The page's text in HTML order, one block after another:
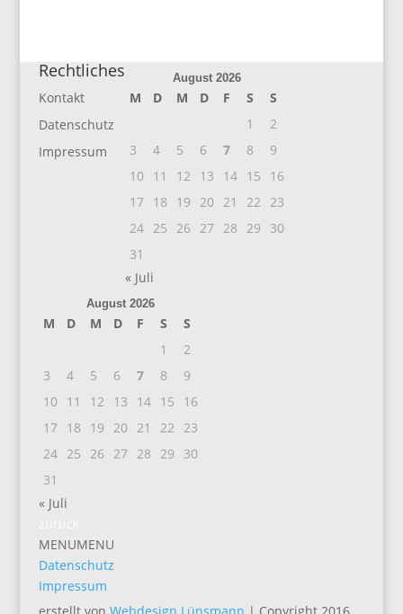
Rechtliches
Kontakt
Datenschutz
Impressum
August 2026
M D M D F S
S
1
2
3
4 5 6 7 8
9
10
11 12 13 14 15
16
17
18 19 20 21 22 23
24 25 26 27 28 29
30
31
« Juli
August 2026
M D M D F S
S
1
2
3
4 5 6 7 8
9
10
11 12 13 14 15
16
17
18 19 20 21 22 23
24 25 26 27 28 29
30
31
« Juli
MENUMENU
Datenschutz
Impressum